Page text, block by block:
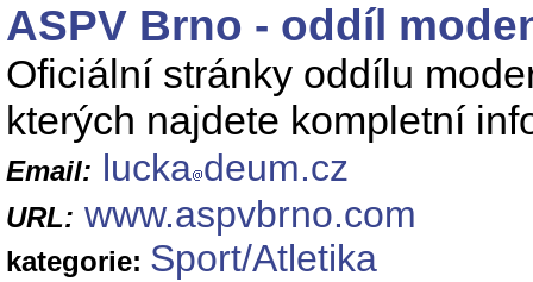
ASPV Brno - oddíl
Oficiální stránky oddílu
kterých najdete kompletní
Email: lucka deum.cz
URL: www.aspvbrno.com
kategorie: Sport/Atletika